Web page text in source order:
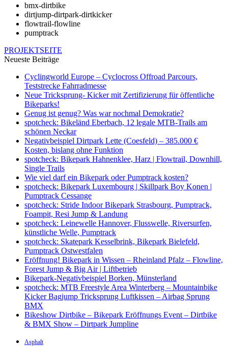
bmx-dirtbike
dirtjump-dirtpark-dirtkicker
flowtrail-flowline
pumptrack
PROJEKTSEITE
Neueste Beiträge
Cyclingworld Europe – Cyclocross Offroad Parcours,
Teststrecke Fahrradmesse
Neue Tricksprung- Kicker mit Zertifizierung für öffentliche
Bikeparks!
Genug ist genug? Was war nochmal Demokratie?
spotcheck: Bikeländ Eberbach, 12 legale MTB-Trails am
schönen Neckar
Negativbeispiel Dirtpark Lette (Coesfeld) – 385.000 €
Kosten, bislang ohne Funktion
spotcheck: Bikepark Hahnenklee, Harz | Flowtrail, Downhill,
Single Trails
Wie viel darf ein Bikepark oder Pumptrack kosten?
spotcheck: Bikepark Luxembourg | Skillpark Boy Konen |
Pumptrack Cessange
spotcheck: Stride Indoor Bikepark Strasbourg, Pumptrack,
Foampit, Resi Jump & Landung
spotcheck: Leinewelle Hannover, Flusswelle, Riversurfen,
künstliche Welle, Pumptrack
spotcheck: Skatepark Kesselbrink, Bikepark Bielefeld,
Pumptrack Ostwestfalen
Eröffnung! Bikepark in Wissen – Rheinland Pfalz – Flowline,
Forest Jump & Big Air | Liftbetrieb
Bikepark-Negativbeispiel Borken, Münsterland
spotcheck: MTB Freestyle Area Winterberg – Mountainbike
Kicker Bagjump Tricksprung Luftkissen – Airbag Sprung
BMX
Bikeshow Dirtbike – Bikepark Eröffnungs Event – Dirtbike
& BMX Show – Dirtpark Jumpline
Asphalt